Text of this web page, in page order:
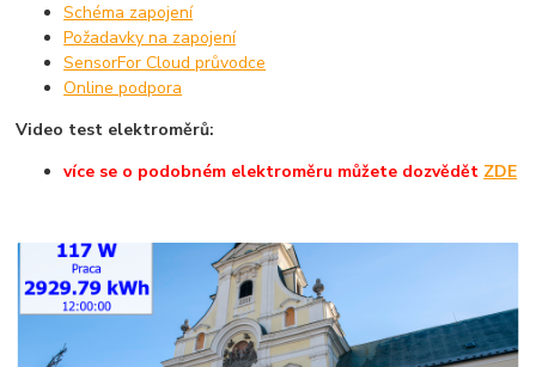
Schéma zapojení
Požadavky na zapojení
SensorFor Cloud průvodce
Online podpora
Video test elektroměrů:
více se o podobném elektroměru můžete dozvědět ZDE